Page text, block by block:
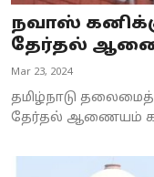
நவாஸ்
தேர்தல்
Mar 23, 2024
தமிழ்நாடு தலைமைத்
தேர்தல் ஆணையம்